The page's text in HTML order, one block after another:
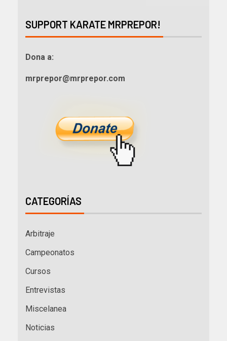
SUPPORT KARATE MRPREPOR!
Dona a:
mrprepor@mrprepor.com
CATEGORÍAS
Arbitraje
Campeonatos
Cursos
Entrevistas
Miscelanea
Noticias